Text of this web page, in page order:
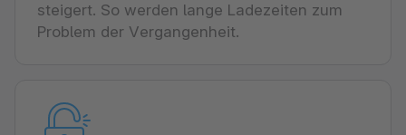
steigert. So werden lange Ladezeiten zum
Problem der Vergangenheit.